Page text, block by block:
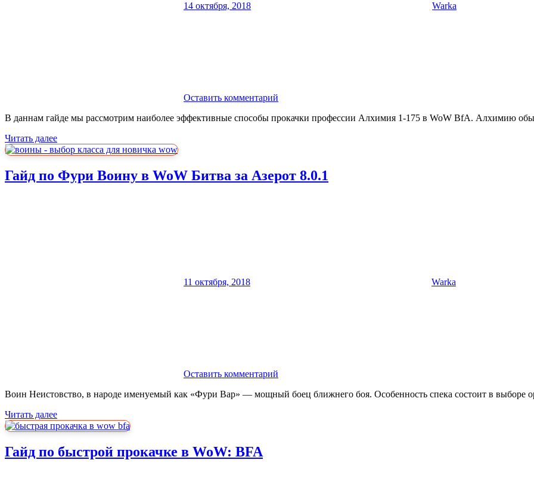
14 октября, 2018 Warka
Оставить комментарий
В даннам гайде мы рассмотрим наиболее эффективные способы прокачки профессии Алхимия 1-175 в WoW BfA. Алхимию
Читать далее
Гайд по Фури Воину в WoW Битва за Азерот 8.0.1
11 октября, 2018 Warka
Оставить комментарий
Воин Неистовство, в народе именуемый как «Фури Вар» — мощный боец ближнего боя. Особенность спека состоит в выборе
Читать далее
Гайд по быстрой прокачке в WoW: BFA